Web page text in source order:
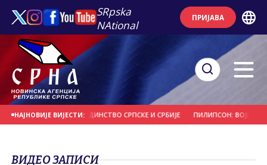
SRpska
NAtional
ПРИЈАВА
НАЈНОВИЈЕ ВИЈЕСТИ:
НАЈВИШЕ СМЕТА ЈЕДИНСТВО СРПСКЕ И СРБИЈЕ ПИЛИПСОН: ВОЈНИ
ВИДЕО ЗАПИСИ